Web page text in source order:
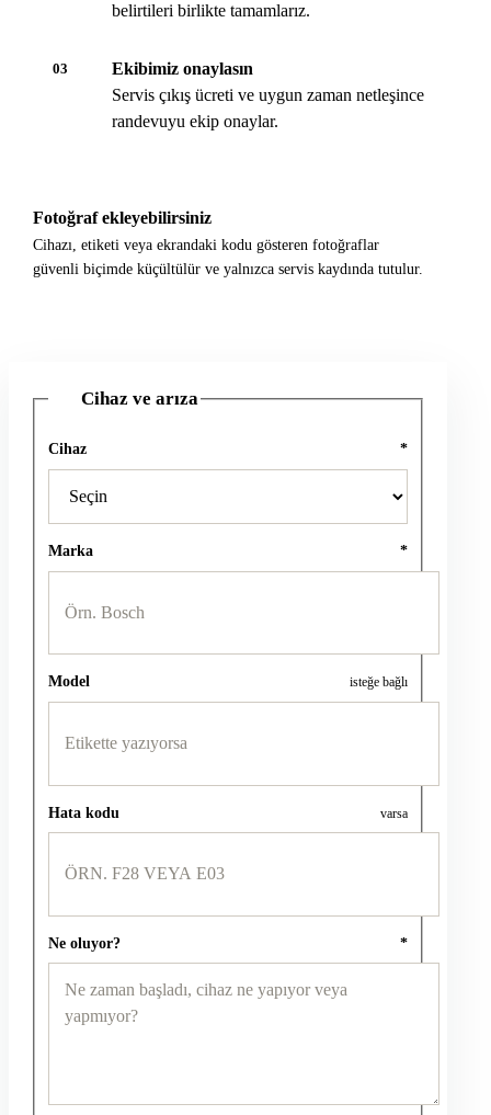
belirtileri birlikte tamamlarız.
03
Ekibimiz onaylasın
Servis çıkış ücreti ve uygun zaman netleşince
randevuyu ekip onaylar.
Fotoğraf ekleyebilirsiniz
Cihazı, etiketi veya ekrandaki kodu gösteren fotoğraflar
güvenli biçimde küçültülür ve yalnızca servis kaydında tutulur.
Cihaz ve arıza
Cihaz *
Marka *
Model isteğe bağlı
Hata kodu varsa
Ne oluyor? *